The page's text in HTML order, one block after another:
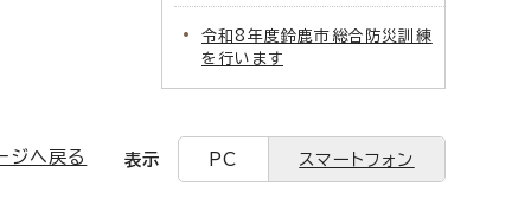
令和8年度鈴鹿市総合防災訓練
を行います
ジへ戻る 表示 PC スマートフォン